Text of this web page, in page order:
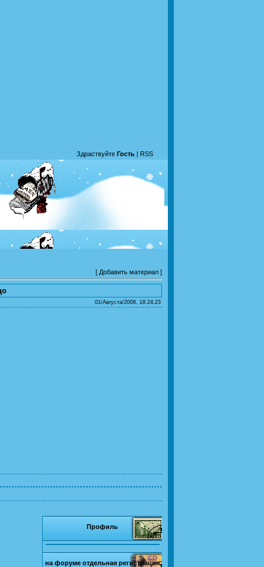
Здраствуйте Гость | RSS
[ Добавить материал ]
01/Августа/2008, 18:24:23
Профиль
на форуме отдельная регистрация